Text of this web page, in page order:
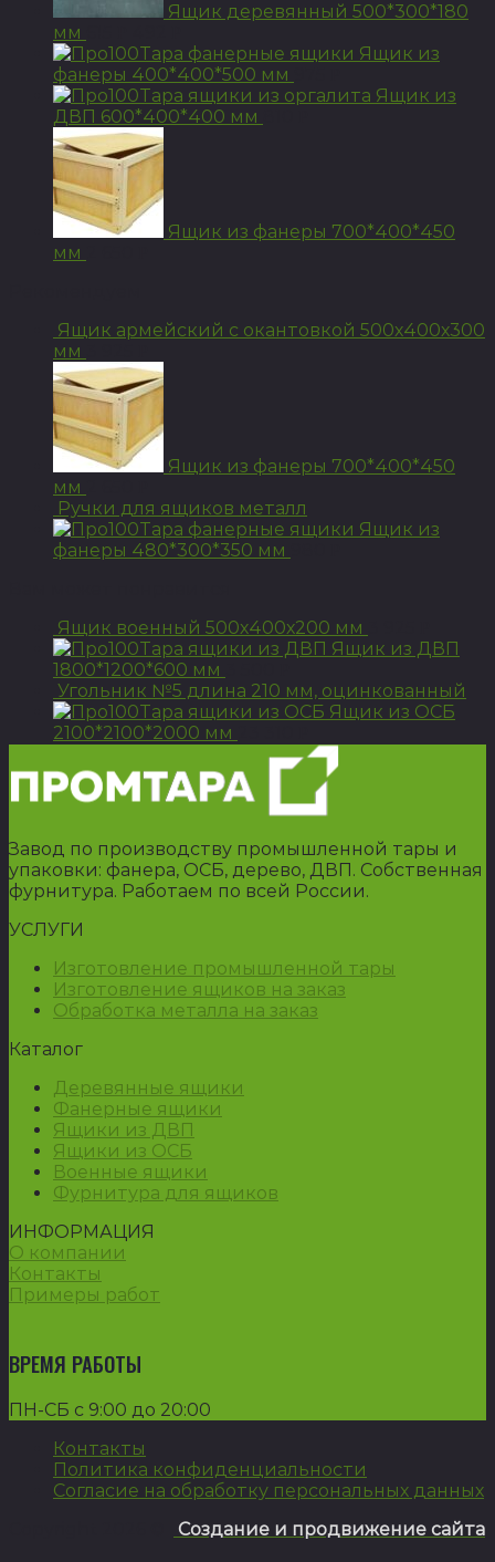
Ящик деревянный 500*300*180
мм
Ящик из
фанеры 400*400*500 мм
Ящик из
ДВП 600*400*400 мм
Ящик из фанеры 700*400*450
мм
Ящик армейский с окантовкой 500х400х300
мм
Ящик из фанеры 700*400*450
мм
Ручки для ящиков металл
Ящик из
фанеры 480*300*350 мм
Ящик военный 500х400х200 мм
Ящик из ДВП
1800*1200*600 мм
Угольник №5 длина 210 мм, оцинкованный
Ящик из ОСБ
2100*2100*2000 мм
Завод по производству промышленной тары и
упаковки: фанера, ОСБ, дерево, ДВП. Собственная
фурнитура. Работаем по всей России.
УСЛУГИ
Изготовление промышленной тары
Изготовление ящиков на заказ
Обработка металла на заказ
Каталог
Деревянные ящики
Фанерные ящики
Ящики из ДВП
Ящики из ОСБ
Военные ящики
Фурнитура для ящиков
ИНФОРМАЦИЯ
О компании
Контакты
Примеры работ
ВРЕМЯ РАБОТЫ
ПН-СБ с 9:00 до 20:00
Контакты
Политика конфиденциальности
Согласие на обработку персональных данных
Создание и продвижение сайта